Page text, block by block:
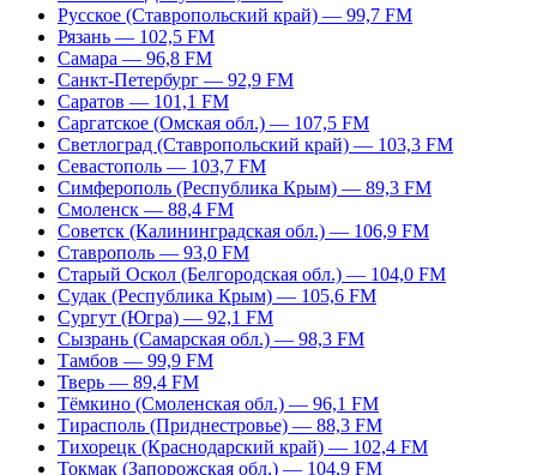
Русское (Ставропольский край) — 99,7 FM
Рязань — 102,5 FM
Самара — 96,8 FM
Санкт-Петербург — 92,9 FM
Саратов — 101,1 FM
Саргатское (Омская обл.) — 107,5 FM
Светлоград (Ставропольский край) — 103,3 FM
Севастополь — 103,7 FM
Симферополь (Республика Крым) — 89,3 FM
Смоленск — 88,4 FM
Советск (Калининградская обл.) — 106,9 FM
Ставрополь — 93,0 FM
Старый Оскол (Белгородская обл.) — 104,0 FM
Судак (Республика Крым) — 105,6 FM
Сургут (Югра) — 92,1 FM
Сызрань (Самарская обл.) — 98,3 FM
Тамбов — 99,9 FM
Тверь — 89,4 FM
Тёмкино (Смоленская обл.) — 96,1 FM
Тирасполь (Приднестровье) — 88,3 FM
Тихорецк (Краснодарский край) — 102,4 FM
Токмак (Запорожская обл.) — 104,9 FM